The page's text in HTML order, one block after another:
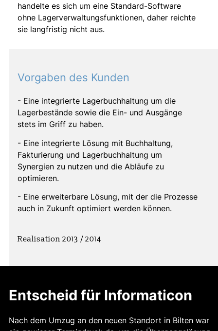
handelte es sich um eine Standard-Software
ohne Lagerverwaltungsfunktionen, daher reichte
sie langfristig nicht aus.
Vorgaben des Kunden
- Eine integrierte Lagerbuchhaltung um die
Lagerbestände sowie die Ein- und Ausgänge
stets im Griff zu haben.
- Eine integrierte Lösung mit Buchhaltung,
Fakturierung und Lagerbuchhaltung um
Synergien zu nutzen und die Abläufe zu
optimieren.
- Eine erweiterbare Lösung, mit der die Prozesse
auch in Zukunft optimiert werden können.
Realisation 2013 / 2014
Entscheid für Informaticon
Nach dem Umzug an den neuen Standort in Bilten war